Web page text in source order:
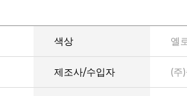
색상 옐
제조사/수입자 (주